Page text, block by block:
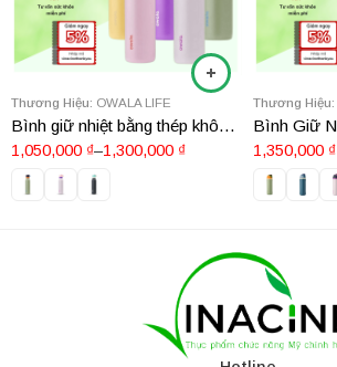
Thương Hiệu: OWALA LIFE
Bình giữ nhiệt bằng thép không gỉ Owala 24oz
1,050,000 ₫–1,300,000 ₫
Thương Hiệu:
1,350,000 ₫